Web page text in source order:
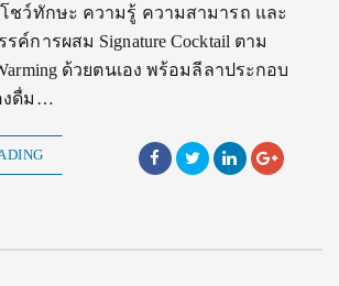
ชว์ทักษะ ความรู้ ความสามารถ และ
ค์การผสม Signature Cocktail ตาม
ด้วยตนเอง พร้อมลีลาประกอบ
งดื่ม…